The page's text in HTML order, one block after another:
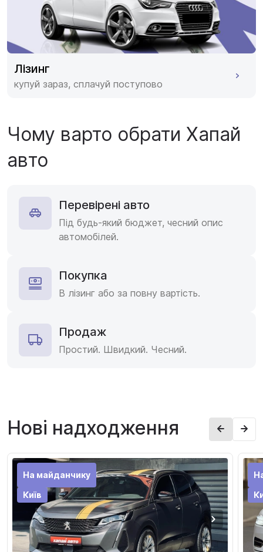
Лізинг
купуй зараз, сплачуй поступово
Чому варто обрати Хапай
авто
Перевірені авто
Під будь-який бюджет, чесний опис
автомобілей.
Покупка
В лізинг або за повну вартість.
Продаж
Простий. Швидкий. Чесний.
Нові надходження
На майданчику
Київ